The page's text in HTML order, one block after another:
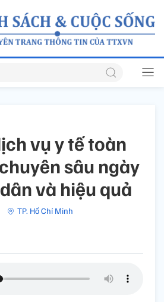
vụ y tế toàn
sâu ngày
và hiệu quả
TP. Hồ Chí Minh